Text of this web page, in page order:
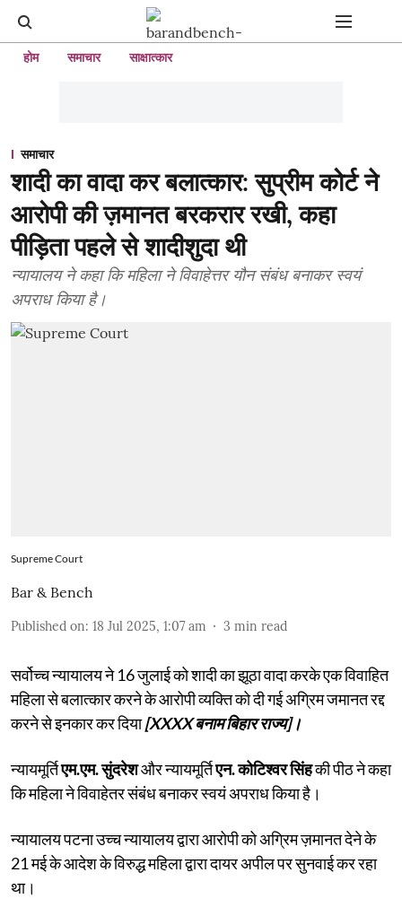
होम समाचार साक्षात्कार
समाचार
शादी का वादा कर बलात्कार: सुप्रीम कोर्ट ने
आरोपी की ज़मानत बरकरार रखी, कहा
पीड़िता पहले से शादीशुदा थी
न्यायालय ने कहा कि महिला ने विवाहेत्तर यौन संबंध बनाकर स्वयं
अपराध किया है।
Supreme Court
Bar & Bench
Published on: 18 Jul 2025, 1:07 am 3 min read
सर्वोच्च न्यायालय ने 16 जुलाई को शादी का झूठा वादा करके एक विवाहित
महिला से बलात्कार करने के आरोपी व्यक्ति को दी गई अग्रिम जमानत रद्द
करने से इनकार कर दिया[XXXX बनाम बिहार राज्य]।
न्यायमूर्तिएम.एम. सुंदरेशऔर न्यायमूर्तिएन. कोटिश्वर सिंहकी पीठ ने कहा
कि महिला ने विवाहेतर संबंध बनाकर स्वयं अपराध किया है।
न्यायालय पटना उच्च न्यायालय द्वारा आरोपी को अग्रिम ज़मानत देने के
21 मई के आदेश के विरुद्ध महिला द्वारा दायर अपील पर सुनवाई कर रहा
था।